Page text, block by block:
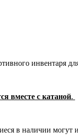
инвентаря
вместе с катаной.
в наличии могут